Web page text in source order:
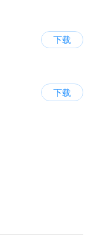
下载
下载